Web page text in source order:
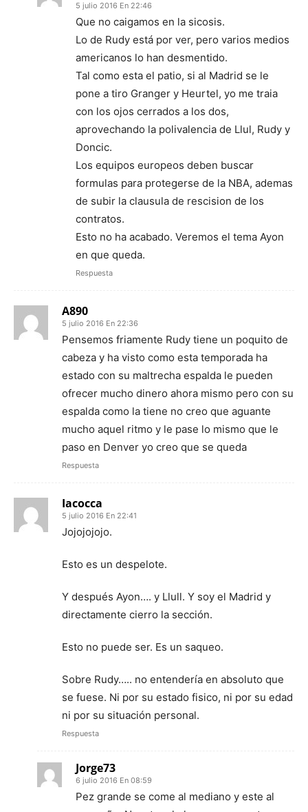
5 julio 2016 En 22:46
Que no caigamos en la sicosis.
Lo de Rudy está por ver, pero varios medios
americanos lo han desmentido.
Tal como esta el patio, si al Madrid se le
pone a tiro Granger y Heurtel, yo me traia
con los ojos cerrados a los dos,
aprovechando la polivalencia de Llul, Rudy y
Doncic.
Los equipos europeos deben buscar
formulas para protegerse de la NBA, ademas
de subir la clausula de rescision de los
contratos.
Esto no ha acabado. Veremos el tema Ayon
en que queda.
Respuesta
A890
5 julio 2016 En 22:36
Pensemos friamente Rudy tiene un poquito de
cabeza y ha visto como esta temporada ha
estado con su maltrecha espalda le pueden
ofrecer mucho dinero ahora mismo pero con su
espalda como la tiene no creo que aguante
mucho aquel ritmo y le pase lo mismo que le
paso en Denver yo creo que se queda
Respuesta
Iacocca
5 julio 2016 En 22:41
Jojojojojo.
Esto es un despelote.
Y después Ayon…. y Llull. Y soy el Madrid y
directamente cierro la sección.
Esto no puede ser. Es un saqueo.
Sobre Rudy….. no entendería en absoluto que
se fuese. Ni por su estado fisico, ni por su edad
ni por su situación personal.
Respuesta
Jorge73
6 julio 2016 En 08:59
Pez grande se come al mediano y este al